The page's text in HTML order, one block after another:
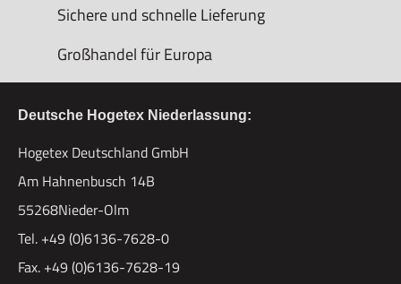
Sichere und schnelle Lieferung
Großhandel für Europa
Deutsche Hogetex Niederlassung:
Hogetex Deutschland GmbH
Am Hahnenbusch 14B
55268Nieder-Olm
Tel. +49 (0)6136-7628-0
Fax. +49 (0)6136-7628-19